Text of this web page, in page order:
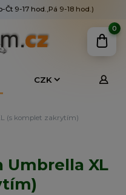
CZK
Čt 9-17 hod.,Pá 9-18 hod.)
0
(s komplet zakrytím)
Umbrella XL